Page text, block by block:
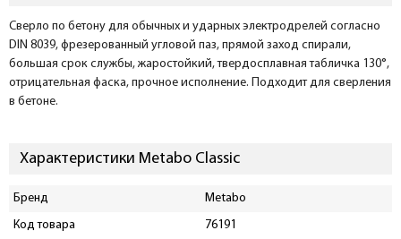
Сверло по бетону для обычных и ударных электродрелей согласно
DIN 8039, фрезерованный угловой паз, прямой заход спирали,
большая срок службы, жаростойкий, твердосплавная табличка 130°,
отрицательная фаска, прочное исполнение. Подходит для сверления
в бетоне.
Характеристики Metabo Classic
Бренд
Metabo
Код товара
76191